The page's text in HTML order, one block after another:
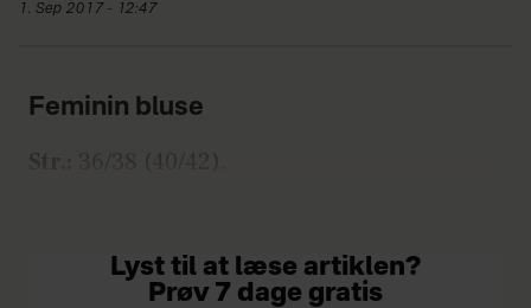
1. Sep 2017 - 12:47
Feminin bluse
Lyst til at læse artiklen?
Prøv 7 dage gratis